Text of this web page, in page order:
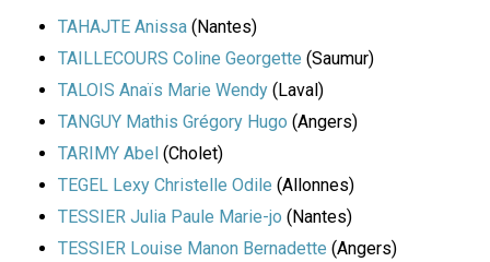
TAHAJTE Anissa (Nantes)
TAILLECOURS Coline Georgette (Saumur)
TALOIS Anaïs Marie Wendy (Laval)
TANGUY Mathis Grégory Hugo (Angers)
TARIMY Abel (Cholet)
TEGEL Lexy Christelle Odile (Allonnes)
TESSIER Julia Paule Marie-jo (Nantes)
TESSIER Louise Manon Bernadette (Angers)